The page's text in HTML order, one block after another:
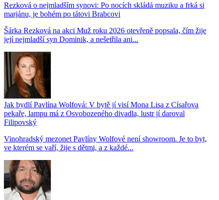
Rezková o nejmladším synovi: Po nocích skládá muziku a frká si
marjánu, je bohém po tátovi Brabcovi
Šárka Rezková na akci Muž roku 2026 otevřeně popsala, čím žije
její nejmladší syn Dominik, a nešetřila ani...
Jak bydlí Pavlína Wolfová: V bytě jí visí Mona Lisa z Císařova
pekaře, lampu má z Osvobozeného divadla, lustr jí daroval
Filipovský
Vinohradský mezonet Pavlíny Wolfové není showroom. Je to byt,
ve kterém se vaří, žije s dětmi, a z každé...